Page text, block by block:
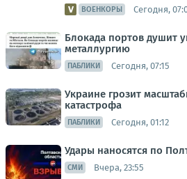
ВОЕНКОРЫ Сегодня,
Блокада портов душит
металлургию
ПАБЛИКИ Сегодня, 07:15
Украине грозит
катастрофа
ПАБЛИКИ Сегодня, 01:12
Удары наносятся по
СМИ Вчера, 23:55